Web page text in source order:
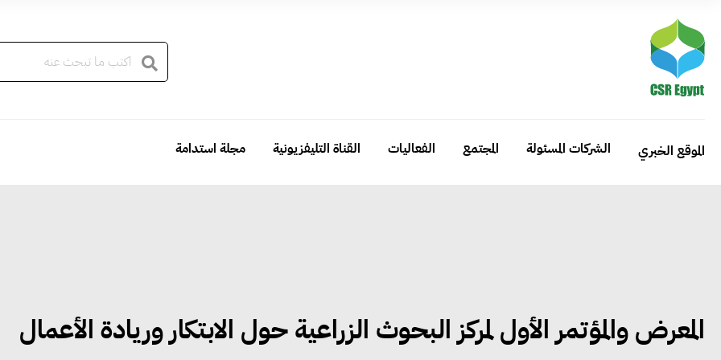
الموقع الخبري الشركات المسئولة المجتمع الفعاليات القناة التليفزيونية مجلة استدامة
المعرض والمؤتمر الأول لمركز البحوث الزراعية حول الابتكار وريادة الأعمال